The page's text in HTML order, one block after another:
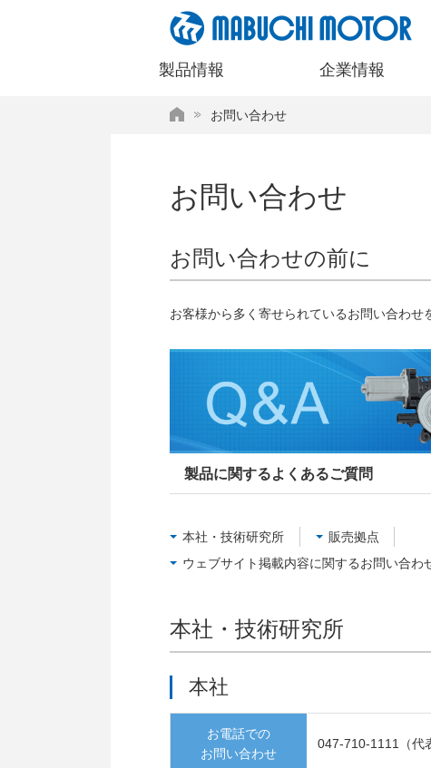
製品情報 企業情報
HOMEお問い合わせ
お問い合わせ
お問い合わせの前に
お客様から多く寄せられているお問い合わせ
製品に関するよくあるご質問
本社・技術研究所
販売拠点
ウェブサイト掲載内容に関するお問い合わ
本社・技術研究所
本社
お電話での
お問い合わせ
047-710-1111 （代